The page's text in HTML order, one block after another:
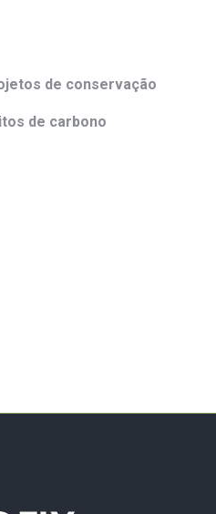
de conservação
de carbono